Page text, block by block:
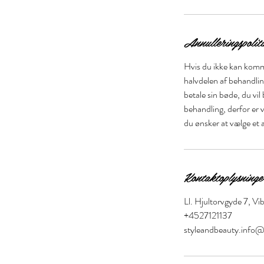
n
Hvis du ikke kan
halvdelen af
betale sin bøde, du
behandling, derfor er
du ønsker at vælge et
Ll. Hjultorvgyde 7,
+4527121137